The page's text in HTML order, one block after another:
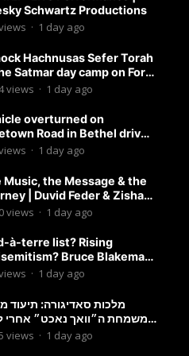
Schwartz Productions
· 1 day ago
Hachnusas Sefer Torah
Satmar day camp on Fort
Parkway.
views · 1 day ago
overturned on
Road in Bethel driver
for driving while
· 1 day ago
Music, the Message & the
| Duvid Feder & Zisha
| Round Table #11
views · 1 day ago
à-terre list? Rising
Bruce Blakeman
Podcast with
· 1 day ago
מלכות סאדיגורה: תיעוד
משמחת ה״וואך נאכט״ אחרי
בן האדמו״ר-פשוט לצפותviews · 1 day ago